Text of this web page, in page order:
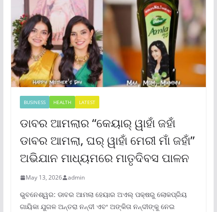
BUSINESS HEALTH LATEST
ଡାବର ଆମଲାର “କେୟାର୍ ୱାହାଁ ଜହାଁ
ଡାବର ଆମଲା, ଘର୍ ୱାହାଁ ମେରୀ ମାଁ ଜହାଁ”
ଅଭିଯାନ ମାଧ୍ୟମରେ ମାତୃଦିବସ ପାଳନ
May 13, 2026 admin
ଭୁବନେଶ୍ୱର: ଡାବର ଆମଲା ହେୟାର ଅଏଲ୍ ପକ୍ଷରୁ ଲୋକପ୍ରିୟ
ଗାୟିକା ଯୁଗଳ ଅନ୍ତରା ନନ୍ଦୀ ଏବଂ ଅଙ୍କିତା ନନ୍ଦୀଙ୍କୁ ନେଇ